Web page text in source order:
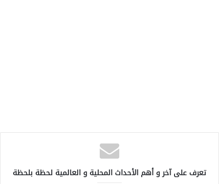
تعرف على آخر و أهم الأحداث المحلية و العالمية لحظة بلحظة